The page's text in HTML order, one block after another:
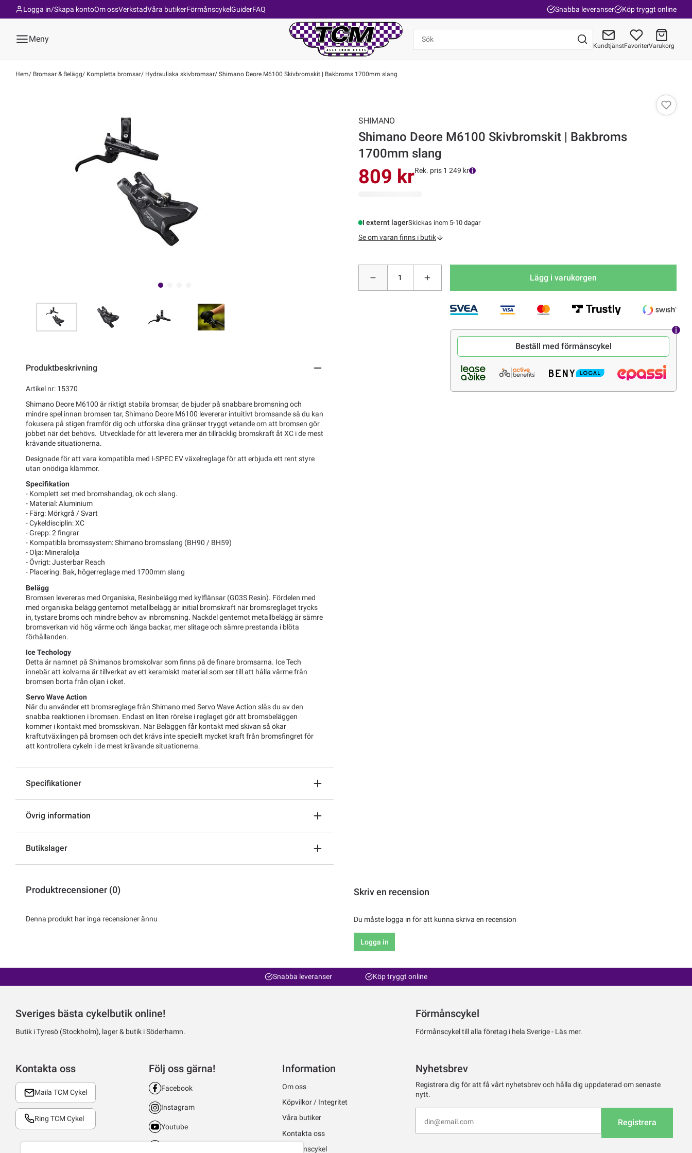
Om ossVerkstadVåra butikerFörmånscykelGuiderFAQ
Logga in/Skapa konto Snabba leveranser Köp tryggt online
Meny
KundtjänstFavoriterVarukorg
Hem Bromsar & Belägg Kompletta bromsar Hydrauliska skivbromsar Shimano Deore M6100 Skivbromskit | Bakbroms 1700mm slang
Produktbeskrivning
Artikel nr: 15370
Shimano Deore M6100 är riktigt stabila bromsar, de bjuder på snabbare bromsning och
mindre spel innan bromsen tar, Shimano Deore M6100 levererar intuitivt bromsande så du kan
fokusera på stigen framför dig och utforska dina gränser tryggt vetande om att bromsen gör
jobbet när det behövs. Utvecklade för att leverera mer än tillräcklig bromskraft åt XC i de mest
krävande situationerna.
Designade för att vara kompatibla med I-SPEC EV växelreglage för att erbjuda ett rent styre
utan onödiga klämmor.
Specifikation
- Komplett set med bromshandag, ok och slang.
- Material: Aluminium
- Färg: Mörkgrå / Svart
- Cykeldisciplin: XC
- Grepp: 2 fingrar
- Kompatibla bromssystem: Shimano bromsslang (BH90 / BH59)
- Olja: Mineralolja
- Övrigt: Justerbar Reach
- Placering: Bak, högerreglage med 1700mm slang
Belägg
Bromsen levereras med Organiska, Resinbelägg med kylflänsar (G03S Resin). Fördelen med
med organiska belägg gentemot metallbelägg är initial bromskraft när bromsreglaget trycks
in, tystare broms och mindre behov av inbromsning. Nackdel gentemot metallbelägg är sämre
bromsverkan vid hög värme och långa backar, mer slitage och sämre prestanda i blöta
förhållanden.
Ice Techology
Detta är namnet på Shimanos bromskolvar som finns på de finare bromsarna. Ice Tech
innebär att kolvarna är tillverkat av ett keramiskt material som ser till att hålla värme från
bromsen borta från oljan i oket.
Servo Wave Action
När du använder ett bromsreglage från Shimano med Servo Wave Action slås du av den
snabba reaktionen i bromsen. Endast en liten rörelse i reglaget gör att bromsbeläggen
kommer i kontakt med bromsskivan. När Beläggen får kontakt med skivan så ökar
kraftutväxlingen på bromsen och det krävs inte speciellt mycket kraft från bromsfingret för
att kontrollera cykeln i de mest krävande situationerna.
Specifikationer
Övrig information
Butikslager
SHIMANO
Shimano Deore M6100 Skivbromskit | Bakbroms
1700mm slang
809 krRek. pris 1 249 kr
I externt lagerSkickas inom 5-10 dagar
Se om varan finns i butik
Lägg i varukorgen
Beställ med förmånscykel
Produktrecensioner (0)
Denna produkt har inga recensioner ännu
Skriv en recension
Du måste logga in för att kunna skriva en recension
Logga in
Snabba leveranser Köp tryggt online
Sveriges bästa cykelbutik online!
Butik i Tyresö (Stockholm), lager & butik i Söderhamn.
Förmånscykel
Förmånscykel till alla företag i hela Sverige - Läs mer.
Kontakta oss
Maila TCM Cykel
Ring TCM Cykel
Följ oss gärna!
Facebook
Instagram
Youtube
Information
Om oss
Köpvilkor / Integritet
Våra butiker
Kontakta oss
Förmånscykel
Nyhetsbrev
Registrera dig för att få vårt nyhetsbrev och hålla dig uppdaterad om senaste
nytt.
Registrera